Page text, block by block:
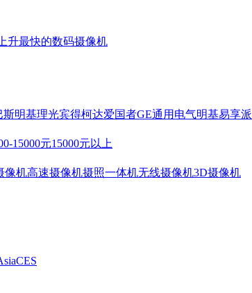
上升最快的数码摄像机
斯明基理光宾得柯达爱国者GE通用电气明基易享派
15000元15000元以上
像机高速摄像机摄照一体机无线摄像机3D摄像机
CES